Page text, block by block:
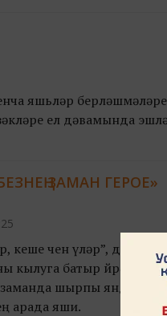
яшьләр
ел дәвамында
ЗАМАН ГЕРОЕ»
кеше өчен үләр”,
кылуга батыр йөрәкле
шырпы яндырып
арада яши.